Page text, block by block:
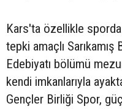
Kars'ta özellikle sporda
tepki amaçlı
Edebiyatı bölümü
kendi imkanlarıyla
Gençler Birliği Spor,